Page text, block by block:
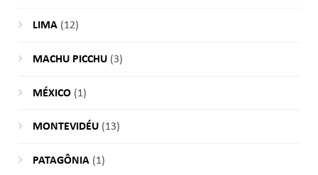
LIMA(12)
MACHU PICCHU(3)
MÉXICO(1)
MONTEVIDÉU(13)
PATAGÔNIA(1)